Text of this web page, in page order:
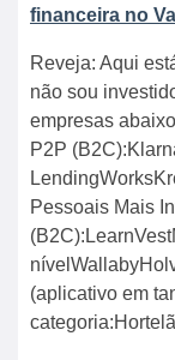
financeira no
Reveja: Aqui
não sou
empresas
P2P
Pessoais Mais
(aplicativo em